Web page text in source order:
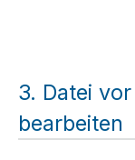
Datei
bearbeiten